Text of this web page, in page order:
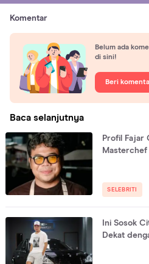
Komentar
Belum ada
di sini!
Beri
Baca selanjutnya
Profil Fajar
Masterchef
SELEBRITI
Ini Sosok
Dekat